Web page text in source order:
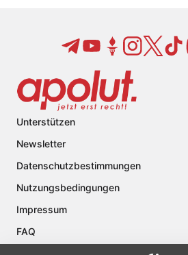
Unterstützen
Newsletter
Datenschutzbestimmungen
Nutzungsbedingungen
Impressum
FAQ